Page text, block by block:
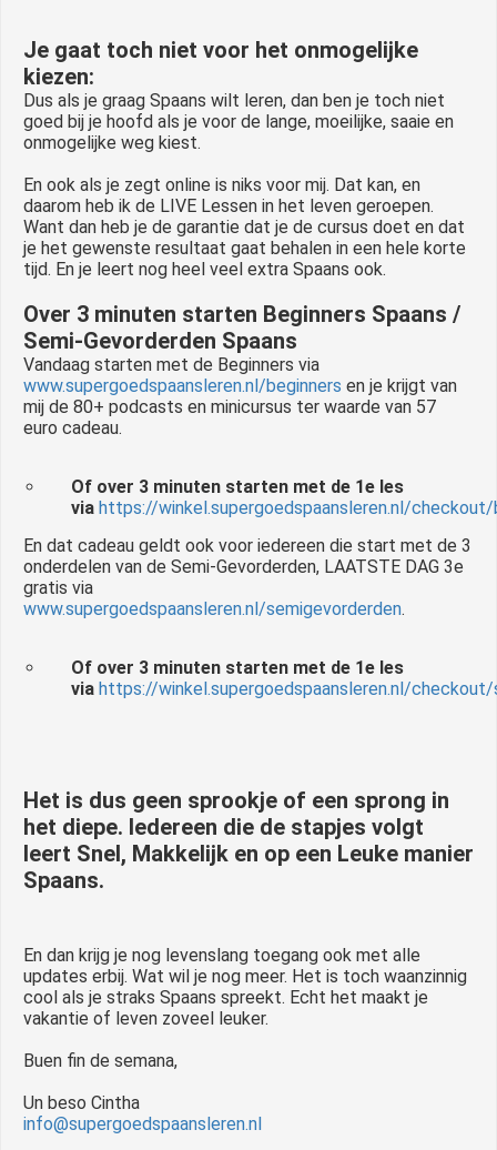
Je gaat toch niet voor het onmogelijke
kiezen:
Dus als je graag Spaans wilt leren, dan ben je toch niet
goed bij je hoofd als je voor de lange, moeilijke, saaie en
onmogelijke weg kiest.
En ook als je zegt online is niks voor mij. Dat kan, en
daarom heb ik de LIVE Lessen in het leven geroepen.
Want dan heb je de garantie dat je de cursus doet en dat
je het gewenste resultaat gaat behalen in een hele korte
tijd. En je leert nog heel veel extra Spaans ook.
Over 3 minuten starten Beginners Spaans /
Semi-Gevorderden Spaans
Vandaag starten met de Beginners via
www.supergoedspaansleren.nl/beginners en je krijgt van
mij de 80+ podcasts en minicursus ter waarde van 57
euro cadeau.
Of over 3 minuten starten met de 1e les
viahttps://winkel.supergoedspaansleren.nl/checkout/
En dat cadeau geldt ook voor iedereen die start met de 3
onderdelen van de Semi-Gevorderden, LAATSTE DAG 3e
gratis via
www.supergoedspaansleren.nl/semigevorderden.
Of over 3 minuten starten met de 1e les
viahttps://winkel.supergoedspaansleren.nl/
Het is dus geen sprookje of een sprong in
het diepe. Iedereen die de stapjes volgt
leert Snel, Makkelijk en op een Leuke manier
Spaans.
En dan krijg je nog levenslang toegang ook met alle
updates erbij. Wat wil je nog meer. Het is toch waanzinnig
cool als je straks Spaans spreekt. Echt het maakt je
vakantie of leven zoveel leuker.
Buen fin de semana,
Un beso Cintha
info@supergoedspaansleren.nl